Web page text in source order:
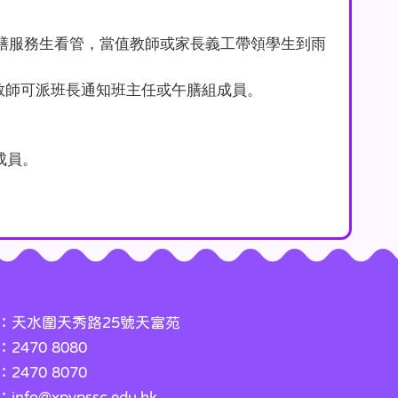
務生看管，當值教師或家長義工帶領學生到雨
可派班長通知班主任或午膳組成員。
。
天水圍天秀路25號天富苑
2470 8080
2470 8070